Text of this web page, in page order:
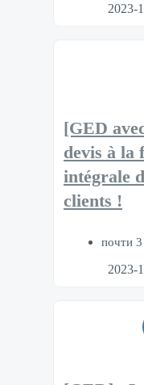
2023-
[GED
devis à la
intégrale
clients !
почти 3
2023-